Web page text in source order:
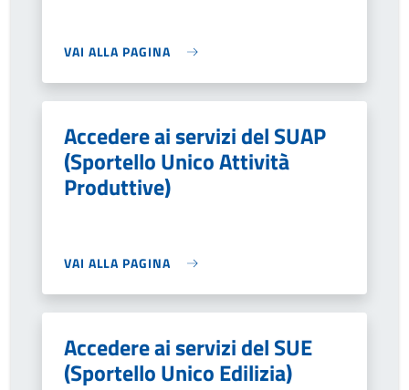
VAI ALLA PAGINA
Accedere ai servizi del SUAP
(Sportello Unico Attività
Produttive)
VAI ALLA PAGINA
Accedere ai servizi del SUE
(Sportello Unico Edilizia)